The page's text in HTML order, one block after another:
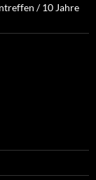
/ 10 Jahre